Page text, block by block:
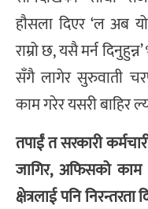
हौसला दिएर ‘ल अब
राम्रो छ, यसै मर्न
सँगै लागेर सुरुवाती
काम गरेर यसरी बाहिर
तपाईं त सरकारी
जागिर, अफिसको
क्षेत्रलाई पनि